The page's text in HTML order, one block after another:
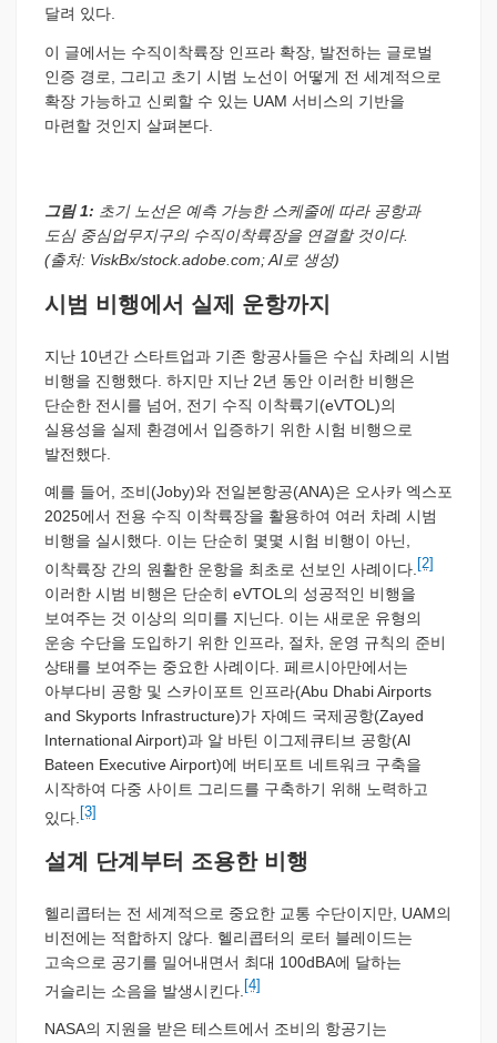
달려 있다.
이 글에서는 수직이착륙장 인프라 확장, 발전하는 글로벌
인증 경로, 그리고 초기 시범 노선이 어떻게 전 세계적으로
확장 가능하고 신뢰할 수 있는 UAM 서비스의 기반을
마련할 것인지 살펴본다.
그림 1: 초기 노선은 예측 가능한 스케줄에 따라 공항과
도심 중심업무지구의 수직이착륙장을 연결할 것이다.
(출처: ViskBx/stock.adobe.com; AI로 생성)
시범 비행에서 실제 운항까지
지난 10년간 스타트업과 기존 항공사들은 수십 차례의 시범
비행을 진행했다. 하지만 지난 2년 동안 이러한 비행은
단순한 전시를 넘어, 전기 수직 이착륙기(eVTOL)의
실용성을 실제 환경에서 입증하기 위한 시험 비행으로
발전했다.
예를 들어, 조비(Joby)와 전일본항공(ANA)은 오사카 엑스포
2025에서 전용 수직 이착륙장을 활용하여 여러 차례 시범
비행을 실시했다. 이는 단순히 몇몇 시험 비행이 아닌,
이착륙장 간의 원활한 운항을 최초로 선보인 사례이다. [2]
이러한 시범 비행은 단순히 eVTOL의 성공적인 비행을
보여주는 것 이상의 의미를 지닌다. 이는 새로운 유형의
운송 수단을 도입하기 위한 인프라, 절차, 운영 규칙의 준비
상태를 보여주는 중요한 사례이다. 페르시아만에서는
아부다비 공항 및 스카이포트 인프라(Abu Dhabi Airports
and Skyports Infrastructure)가 자예드 국제공항(Zayed
International Airport)과 알 바틴 이그제큐티브 공항(Al
Bateen Executive Airport)에 버티포트 네트워크 구축을
시작하여 다중 사이트 그리드를 구축하기 위해 노력하고
있다. [3]
설계 단계부터 조용한 비행
헬리콥터는 전 세계적으로 중요한 교통 수단이지만, UAM의
비전에는 적합하지 않다. 헬리콥터의 로터 블레이드는
고속으로 공기를 밀어내면서 최대 100dBA에 달하는
거슬리는 소음을 발생시킨다. [4]
NASA의 지원을 받은 테스트에서 조비의 항공기는